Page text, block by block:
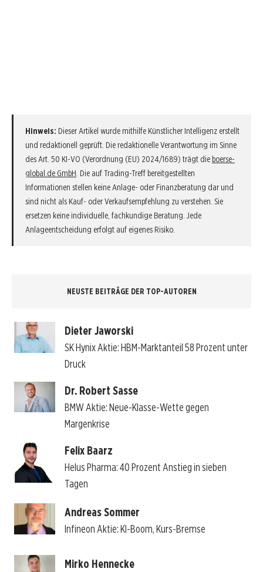
Hinweis: Dieser Artikel wurde mithilfe Künstlicher Intelligenz erstellt
und redaktionell geprüft. Die redaktionelle Verantwortung im Sinne
des Art. 50 KI-VO (Verordnung (EU) 2024/1689) trägt die boerse-
global.de GmbH . Die auf Trading-Treff bereitgestellten
Informationen stellen keine Anlage- oder Finanzberatung dar und
sind nicht als Kauf- oder Verkaufsempfehlung zu verstehen. Sie
ersetzen keine individuelle, fachkundige Beratung. Jede
Anlageentscheidung erfolgt auf eigenes Risiko.
NEUSTE BEITRÄGE DER TOP-AUTOREN
Dieter Jaworski
SK Hynix Aktie: HBM-Marktanteil 58 Prozent unter
Druck
Dr. Robert Sasse
BMW Aktie: Neue-Klasse-Wette gegen
Margenkrise
Felix Baarz
Helus Pharma: 40 Prozent Anstieg in sieben
Tagen
Andreas Sommer
Infineon Aktie: KI-Boom, Kurs-Bremse
Mirko Hennecke